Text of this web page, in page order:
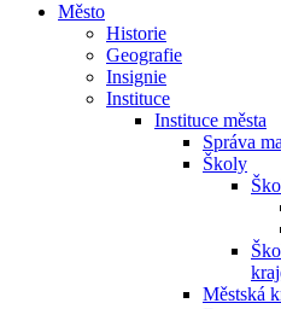
Město
Historie
Geografie
Insignie
Instituce
Instituce města
Správa
Školy
Městská